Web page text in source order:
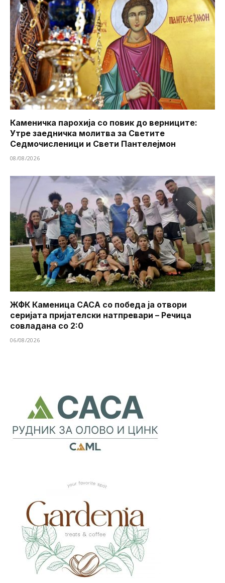
Каменичка парохија со повик до верниците:
Утре заедничка молитва за Светите
Седмочисленици и Свети Пантелејмон
08/08/2026
ЖФК Каменица САСА со победа ја отвори
серијата пријателски натпревари – Речица
совладана со 2:0
06/08/2026